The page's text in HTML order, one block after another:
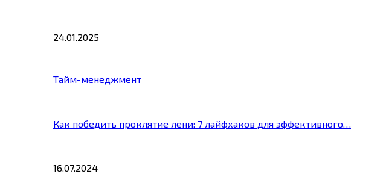
24.01.2025
Тайм-менеджмент
Как победить проклятие лени: 7 лайфхаков для эффективного…
16.07.2024